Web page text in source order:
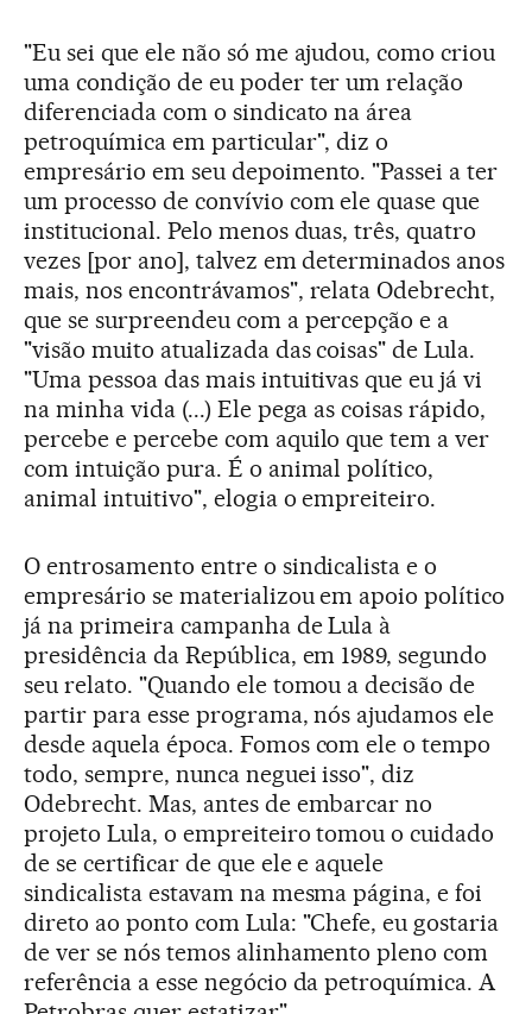
"Eu sei que ele não só me ajudou, como criou
uma condição de eu poder ter um relação
diferenciada com o sindicato na área
petroquímica em particular", diz o
empresário em seu depoimento. "Passei a ter
um processo de convívio com ele quase que
institucional. Pelo menos duas, três, quatro
vezes [por ano], talvez em determinados anos
mais, nos encontrávamos", relata Odebrecht,
que se surpreendeu com a percepção e a
"visão muito atualizada das coisas" de Lula.
"Uma pessoa das mais intuitivas que eu já vi
na minha vida (...) Ele pega as coisas rápido,
percebe e percebe com aquilo que tem a ver
com intuição pura. É o animal político,
animal intuitivo", elogia o empreiteiro.
O entrosamento entre o sindicalista e o
empresário se materializou em apoio político
já na primeira campanha de Lula à
presidência da República, em 1989, segundo
seu relato. "Quando ele tomou a decisão de
partir para esse programa, nós ajudamos ele
desde aquela época. Fomos com ele o tempo
todo, sempre, nunca neguei isso", diz
Odebrecht. Mas, antes de embarcar no
projeto Lula, o empreiteiro tomou o cuidado
de se certificar de que ele e aquele
sindicalista estavam na mesma página, e foi
direto ao ponto com Lula: "Chefe, eu gostaria
de ver se nós temos alinhamento pleno com
referência a esse negócio da petroquímica. A